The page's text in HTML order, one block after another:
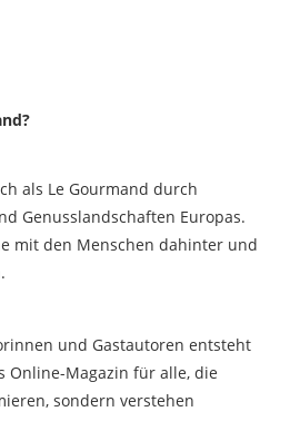
als Le Gourmand durch
Genusslandschaften Europas.
mit den Menschen dahinter und
und Gastautoren entsteht
Online-Magazin für alle, die
sondern verstehen